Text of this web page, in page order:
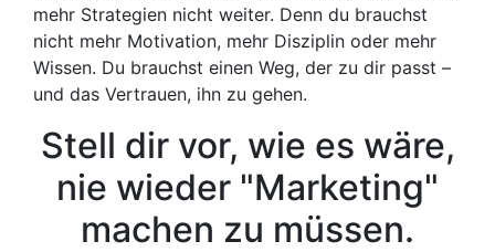
mehr Strategien nicht weiter. Denn du brauchst
nicht mehr Motivation, mehr Disziplin oder mehr
Wissen. Du brauchst einen Weg, der zu dir passt –
und das Vertrauen, ihn zu gehen.
Stell dir vor, wie es wäre,
nie wieder "Marketing"
machen zu müssen.